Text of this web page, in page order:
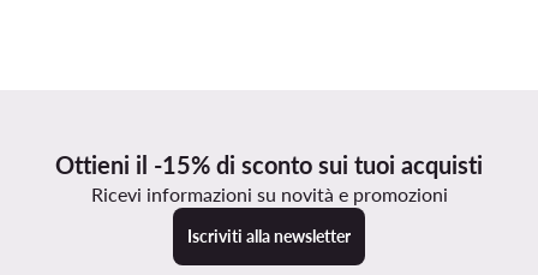
Ottieni il -15% di sconto sui tuoi acquisti
Ricevi informazioni su novità e promozioni
Iscriviti alla newsletter